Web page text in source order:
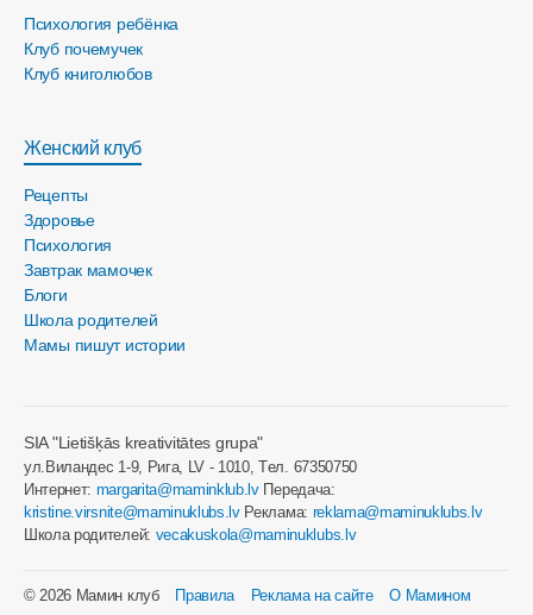
Психология ребёнка
Клуб почемучек
Клуб книголюбов
Женский клуб
Рецепты
Здоровье
Психология
Завтрак мамочек
Блоги
Школа родителей
Мамы пишут истории
SIA "Lietišķās kreativitātes grupa"
ул.Виландес 1-9, Рига, LV - 1010, Tел. 67350750
Интернет: margarita@maminklub.lvПередача:
kristine.virsnite@maminuklubs.lvРеклама: reklama@maminuklubs.lv
Школа родителей: vecakuskola@maminuklubs.lv
© 2026 Мамин клуб Правила Реклама на сайте О Мамином